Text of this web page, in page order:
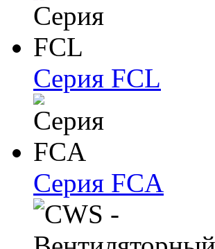
Серия FCL
Серия FCA